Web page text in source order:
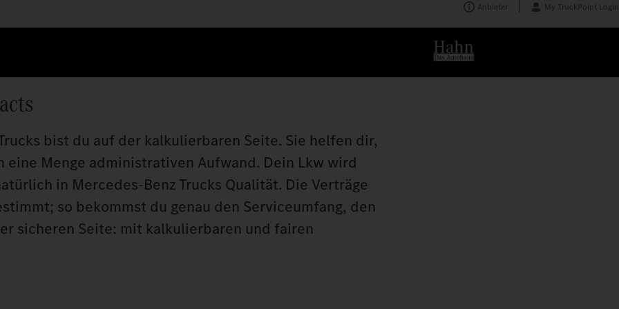
Anbieter My TruckPoint Login
bist du auf der kalkulierbaren Seite. Sie helfen dir,
Menge administrativen Aufwand. Dein Lkw wird
in Mercedes‑Benz Trucks Qualität. Die Verträge
so bekommst du genau den Serviceumfang, den
sicheren Seite: mit kalkulierbaren und fairen